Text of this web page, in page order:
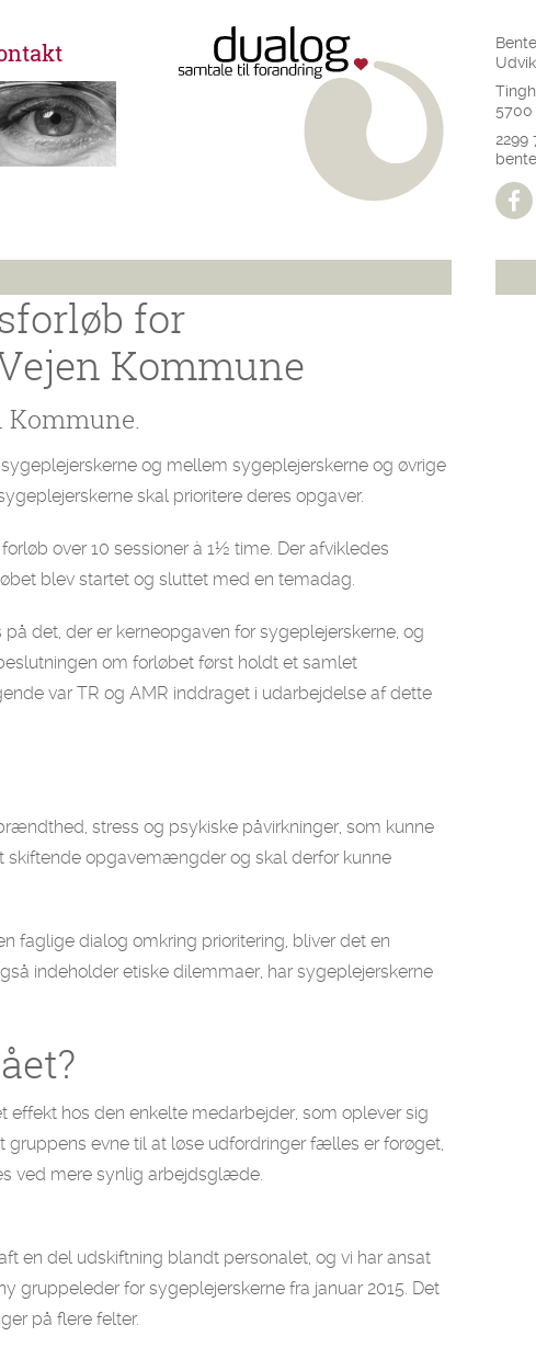
5700
2299
for
Kommune
Kommune.
og mellem sygeplejerskerne og øvrige
skal prioritere deres opgaver.
over 10 sessioner à 1½ time. Der afvikledes
blev startet og sluttet med en temadag.
det, der er kerneopgaven for sygeplejerskerne, og
om forløbet først holdt et samlet
var TR og AMR inddraget i udarbejdelse af dette
stress og psykiske påvirkninger, som kunne
skiftende opgavemængder og skal derfor kunne
faglige dialog omkring prioritering, bliver det en
indeholder etiske dilemmaer, har sygeplejerskerne
hos den enkelte medarbejder, som oplever sig
gruppens evne til at løse udfordringer fælles er forøget,
ved mere synlig arbejdsglæde.
en del udskiftning blandt personalet, og vi har ansat
gruppeleder for sygeplejerskerne fra januar 2015. Det
på flere felter.